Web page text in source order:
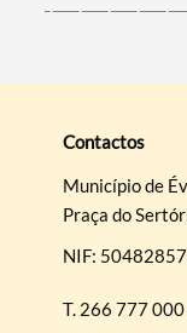
Contactos
Município de
Praça do
NIF:
T. 266 777 000